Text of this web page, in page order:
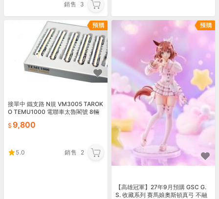
銷售
3
接單中 鐵支路 N規 VM3005 TAROK
O TEMU1000 電聯車太魯閣號 8輛
9,800
5.0 銷售 2
【高雄冠軍】27年9月預購 GSC G.
S. 收藏系列 賽馬娘奧斯頓真弓 不融